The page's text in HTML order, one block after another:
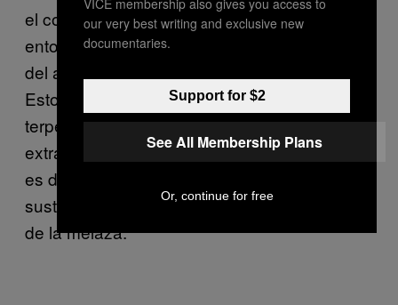
el contenido del aceite a nivel molecular:
entonces los terpenos quedan evaporados
del aceite, condensados y luego recogidos.
Estos terpenos están combinados con los
terpenos aislados durante el proceso de
extracción supercrítica y entonces la mezcla
es destilada. El resultado final es una
sustancia dorada que tiene la consistencia
de la melaza.
our very best writing and exclusive new
documentaries.
Support for $2
See All Membership Plans
Or, continue for free